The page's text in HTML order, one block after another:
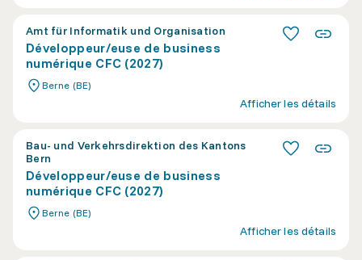
Amt für Informatik und Organisation
Développeur/euse de business
numérique CFC (2027)
Berne (BE)
Afficher les détails
Bau- und Verkehrsdirektion des Kantons
Bern
Développeur/euse de business
numérique CFC (2027)
Berne (BE)
Afficher les détails